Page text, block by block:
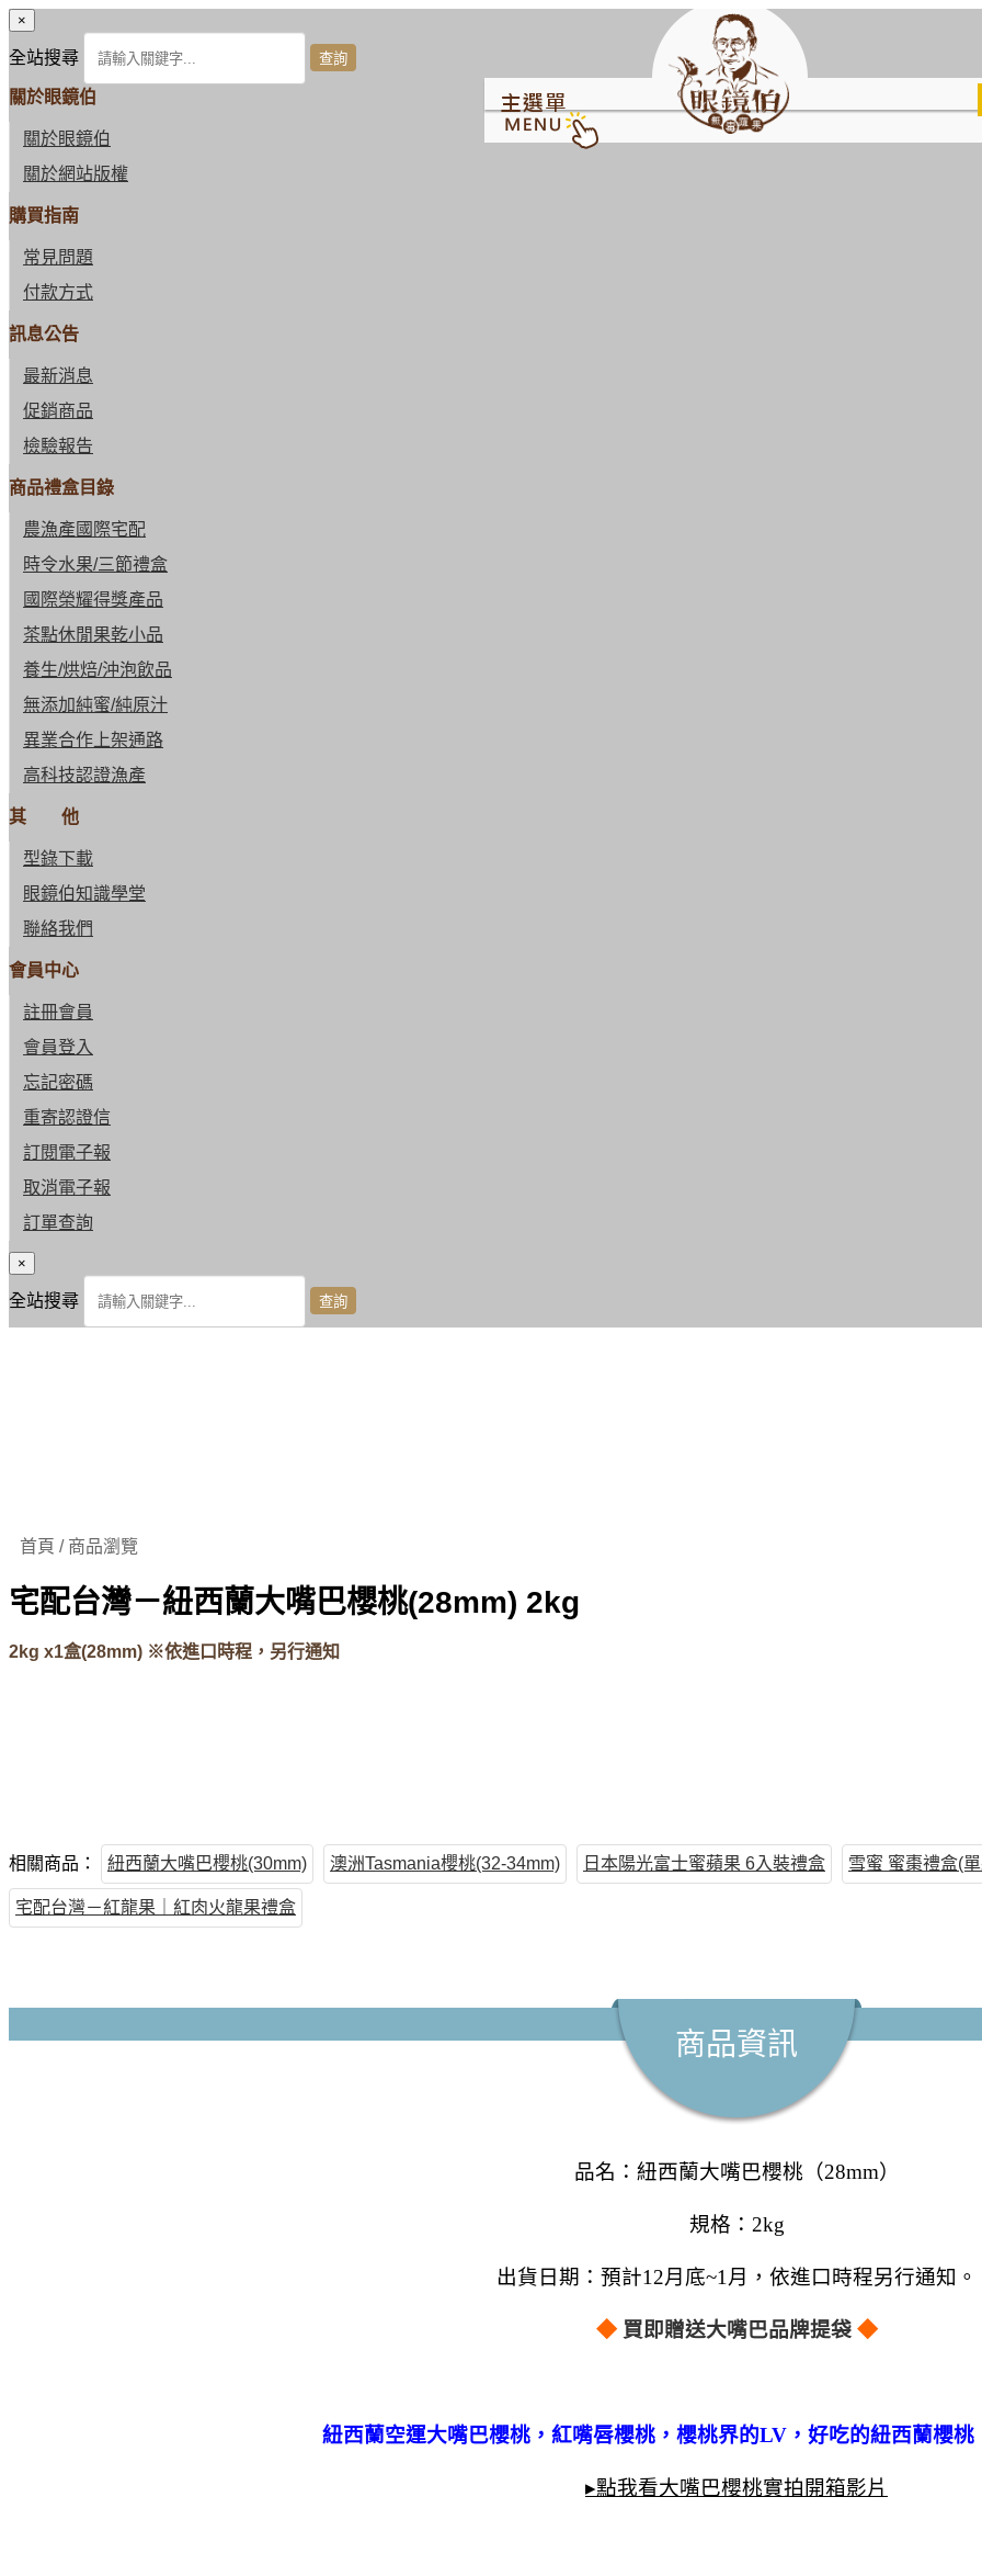
×
全站搜尋
關於眼鏡伯
關於眼鏡伯
關於網站版權
購買指南
常見問題
付款方式
訊息公告
最新消息
促銷商品
檢驗報告
商品禮盒目錄
農漁產國際宅配
時令水果/三節禮盒
國際榮耀得獎產品
茶點休閒果乾小品
養生/烘焙/沖泡飲品
無添加純蜜/純原汁
異業合作上架通路
高科技認證漁產
其 他
型錄下載
眼鏡伯知識學堂
聯絡我們
會員中心
註冊會員
會員登入
忘記密碼
重寄認證信
訂閱電子報
取消電子報
訂單查詢
×
全站搜尋
首頁 / 商品瀏覽
宅配台灣－紐西蘭大嘴巴櫻桃(28mm) 2kg
2kg x1盒(28mm) ※依進口時程，另行通知
相關商品： 紐西蘭大嘴巴櫻桃(30mm) 澳洲Tasmania櫻桃(32-34mm) 日本陽光富士蜜蘋果 6入裝禮盒 雪蜜 蜜棗禮盒(
宅配台灣－紅龍果｜紅肉火龍果禮盒
商品資訊
品名： 紐西蘭大嘴巴櫻桃（28mm）
規格：2kg
出貨日期：預計12月底~1月，依進口時程另行通知。
◆ 買即贈送大嘴巴品牌提袋 ◆
紐西蘭空運大嘴巴櫻桃，紅嘴唇櫻桃，櫻桃界的LV，好吃的紐西蘭櫻桃
▸點我看大嘴巴櫻桃實拍開箱影片